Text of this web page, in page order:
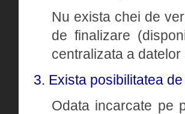
Nu exista chei de
de finalizare
centralizata a
3. Exista posibilitatea
Odata incarcate pe